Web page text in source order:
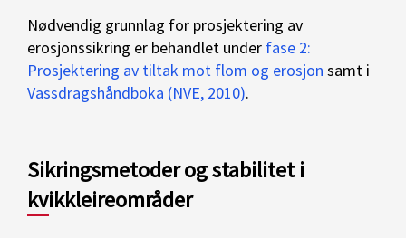
Nødvendig grunnlag for prosjektering av
erosjonssikring er behandlet under fase 2:
Prosjektering av tiltak mot flom og erosjon samt i
Vassdragshåndboka (NVE, 2010).
Sikringsmetoder og stabilitet i
kvikkleireområder